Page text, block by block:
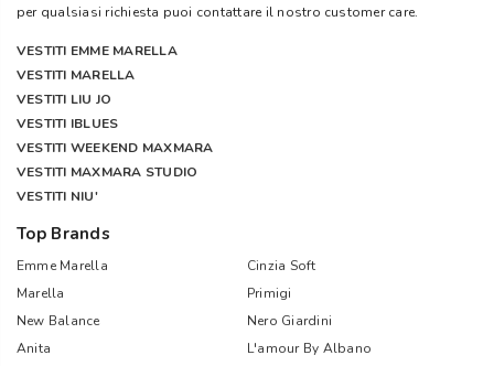
per qualsiasi richiesta puoi contattare il nostro customer care.
VESTITI EMME MARELLA
VESTITI MARELLA
VESTITI LIU JO
VESTITI IBLUES
VESTITI WEEKEND MAXMARA
VESTITI MAXMARA STUDIO
VESTITI NIU'
Top Brands
Emme Marella
Cinzia Soft
Marella
Primigi
New Balance
Nero Giardini
Anita
L'amour By Albano